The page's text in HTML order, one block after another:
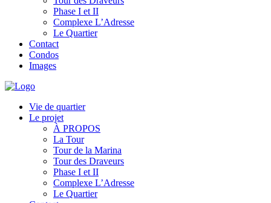
Phase I et II
Complexe L’Adresse
Le Quartier
Contact
Condos
Images
Vie de quartier
Le projet
À PROPOS
La Tour
Tour de la Marina
Tour des Draveurs
Phase I et II
Complexe L’Adresse
Le Quartier